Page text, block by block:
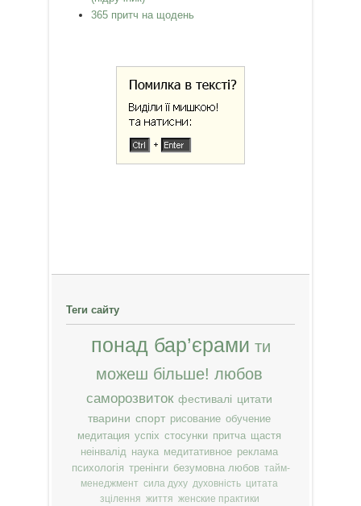
365 притч на щодень
Теги сайту
понад бар’єрами ти
можеш більше! любов
саморозвиток фестивалі цитати
тварини спорт рисование обучение
медитация успіх стосунки притча щастя
неінвалід наука медитативное реклама
психологія тренінги безумовна любов тайм-
менеджмент сила духу духовність цитата
зцілення життя женские практики